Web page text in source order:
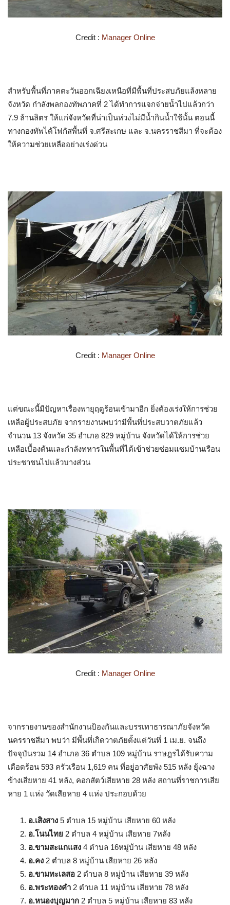
Credit : Manager Online
สำหรับพื้นที่ภาคตะวันออกเฉียงเหนือที่มีพื้นที่ประสบภัยแล้งหลาย
จังหวัด กำลังพลกองทัพภาคที่ 2 ได้ทำการแจกจ่ายน้ำไปแล้วกว่า
7.9 ล้านลิตร ให้แก่จังหวัดที่น่าเป็นห่วงไม่มีน้ำกินน้ำใช้นั้น ตอนนี้
ทางกองทัพได้โฟกัสพื้นที่ จ.ศรีสะเกษ และ จ.นครราชสีมา ที่จะต้อง
ให้ความช่วยเหลืออย่างเร่งด่วน
Credit : Manager Online
แต่ขณะนี้มีปัญหาเรื่องพายุฤดูร้อนเข้ามาอีก ยิ่งต้องเร่งให้การช่วย
เหลือผู้ประสบภัย จากรายงานพบว่ามีพื้นที่ประสบวาตภัยแล้ว
จำนวน 13 จังหวัด 35 อำเภอ 829 หมู่บ้าน จังหวัดได้ให้การช่วย
เหลือเบื้องต้นและกำลังทหารในพื้นที่ได้เข้าช่วยซ่อมแซมบ้านเรือน
ประชาชนไปแล้วบางส่วน
Credit : Manager Online
จากรายงานของสำนักงานป้องกันและบรรเทาธารณาภัยจังหวัด
นครราชสีมา พบว่า มีพื้นที่เกิดวาตภัยตั้งแต่วันที่ 1 เม.ย. จนถึง
ปัจจุบันรวม 14 อำเภอ 36 ตำบล 109 หมู่บ้าน ราษฎรได้รับความ
เดือดร้อน 593 ครัวเรือน 1,619 คน ที่อยู่อาศัยพัง 515 หลัง ยุ้งฉาง
ข้างเสียหาย 41 หลัง, คอกสัตว์เสียหาย 28 หลัง สถานที่ราชการเสีย
หาย 1 แห่ง วัดเสียหาย 4 แห่ง ประกอบด้วย
อ.เสิงสาง 5 ตำบล 15 หมู่บ้าน เสียหาย 60 หลัง
อ.โนนไทย 2 ตำบล 4 หมู่บ้าน เสียหาย 7หลัง
อ.ขามสะแกแสง 4 ตำบล 16หมู่บ้าน เสียหาย 48 หลัง
อ.คง 2 ตำบล 8 หมู่บ้าน เสียหาย 26 หลัง
อ.ขามทะเลสอ 2 ตำบล 8 หมู่บ้าน เสียหาย 39 หลัง
อ.พระทองคำ 2 ตำบล 11 หมู่บ้าน เสียหาย 78 หลัง
อ.หนองบุญมาก 2 ตำบล 5 หมู่บ้าน เสียหาย 83 หลัง